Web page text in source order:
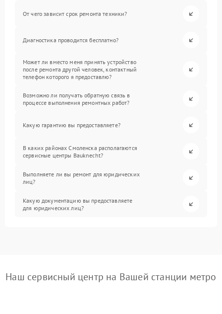
От чего зависит срок ремонта техники?
Диагностика проводится бесплатно?
Может ли вместо меня принять устройство
после ремонта другой человек, контактный
телефон которого я предоставлю?
Возможно ли получать обратную связь в
процессе выполнения ремонтных работ?
Какую гарантию вы предоставляете?
В каких районах Смоленска располагаются
сервисные центры Bauknecht?
Выполняете ли вы ремонт для юридических
лиц?
Какую документацию вы предоставляете
для юридических лиц?
Наш сервисный центр на Вашей станции метро